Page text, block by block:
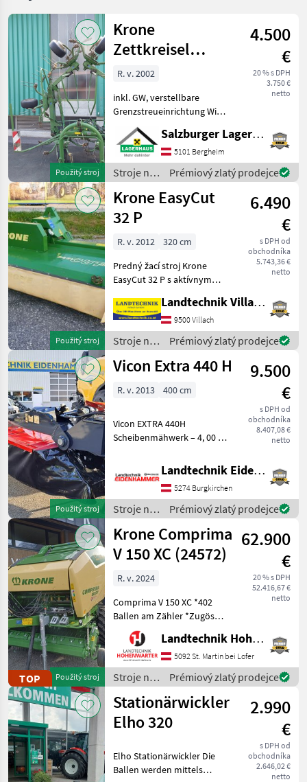
Zobrazit
MARKETPLACE
Marketplace
Nabídky
prodejců
Inzeráty
Použitý stroj
Krone
Zettkreisel
6.70/6
4.500
€
20 % s DPH
3.750 €
netto
R. v. 2002
inkl. GW, verstellbare
Grenzstreueinrichtung Wir
bitten telefonisch oder per
Mail Ihren Besuch
bekanntzugeben, um
ausreichend Zeit für die
Beratung und eventuell ein
Salzburger Lagerhaus-Technik
5101 Bergheim
Stroje na
zber
objemových
krmív /
Krone
Prémiový zlatý prodejce
Použitý stroj
Krone EasyCut
32 P
6.490
€
s DPH od
obchodníka
5.743,36 €
netto
R. v. 2012
320 cm
Predný žací stroj Krone
EasyCut 32 P s aktívnym
držiak pre trojuholníkový
záves Weiste,
rýchloupínanie nožov, s
poistkou proti preťaženiu S
Landtechnik Villach GmbH
9500 Villach
Stroje na
zber
objemových
Krone
Prémiový zlatý prodejce
Použitý stroj
Vicon Extra 440 H
9.500
€
s DPH od
obchodníka
8.407,08 €
netto
R. v. 2013 400 cm
Vicon EXTRA 440H
Scheibenmähwerk – 4, 00 m
Arbeitsbreite: 4, 00 m -3
Klingen pro Mähscheibe -
Dreipunktanbau Kat. II -
Hydropneuma
Landtechnik Eidenhammer GmbH
5274 Burgkirchen
Stroje na
zber
objemových
krmív /
Vicon
Prémiový zlatý prodejce
TOP Použitý stroj
Krone Comprima
V 150 XC (24572)
62.900
€
20 % s DPH
52.416,67 €
netto
R. v. 2024
Comprima V 150 XC *402
Ballen am Zähler *Zugöse
Obenanhängung
*Schneidwerk mit 17 Messer
*Gelenkwelle *Hydraul.
Bodenabsenkung *E-Achse
mit 2-Leiter Druckl.-Brems
Landtechnik Hohenwarter GmbH
5092 St. Martin bei Lofer
Stroje na
zber
objemových
krmív /
Krone
Prémiový zlatý prodejce
Stationärwickler
Elho 320
2.990
€
s DPH od
obchodníka
2.646,02 €
netto
Elho Stationärwickler Die
Ballen werden mittels